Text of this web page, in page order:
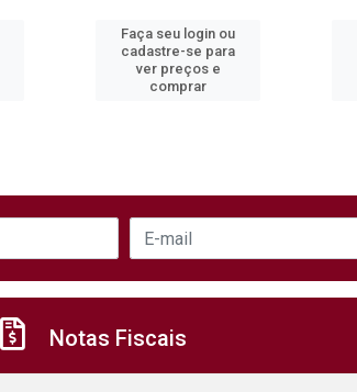
Faça seu login ou
cadastre-se para
ver preços e
comprar
Notas Fiscais